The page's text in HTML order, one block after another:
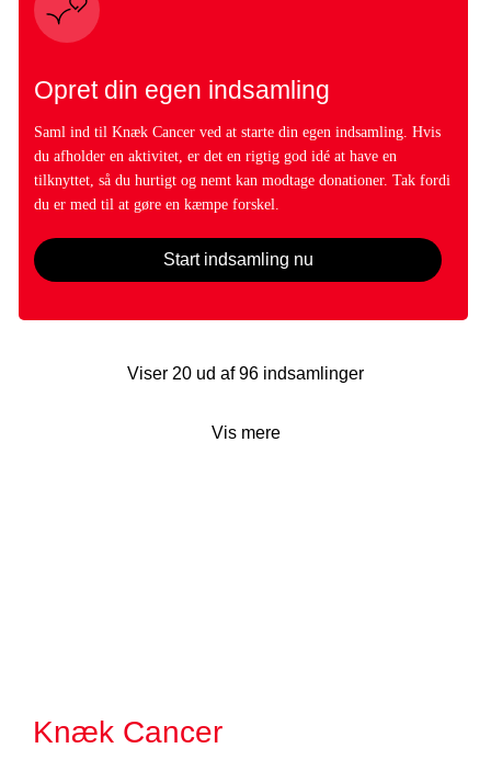
Opret din egen indsamling
Saml ind til Knæk Cancer ved at starte din egen indsamling. Hvis
du afholder en aktivitet, er det en rigtig god idé at have en
tilknyttet, så du hurtigt og nemt kan modtage donationer. Tak fordi
du er med til at gøre en kæmpe forskel.
Start indsamling nu
Viser 20 ud af 96 indsamlinger
Vis mere
Knæk Cancer